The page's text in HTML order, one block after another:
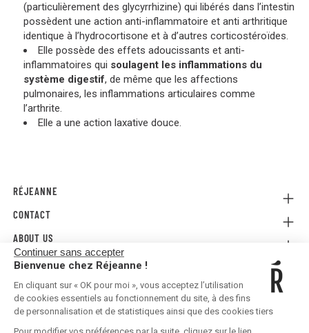
Continuer sans accepter
Bienvenue chez Réjeanne !
En cliquant sur « OK pour moi », vous acceptez l’utilisation
de cookies essentiels au fonctionnement du site, à des fins
de personnalisation et de statistiques ainsi que des cookies tiers
(particulièrement des glycyrrhizine) qui libérés dans l’intestin
possèdent une action anti-inflammatoire et anti arthritique
identique à l’hydrocortisone et à d’autres corticostéroïdes.
Elle possède des effets adoucissants et anti-
inflammatoires qui soulagent les inflammations du
système digestif, de même que les affections
pulmonaires, les inflammations articulaires comme
l’arthrite.
Elle a une action laxative douce.
RÉJEANNE
Referral
FAQ
E-gift card
CONTACT
Contact us
Press
ABOUT US
Legal Conditions & Terms and Conditions
Shipping & Returns